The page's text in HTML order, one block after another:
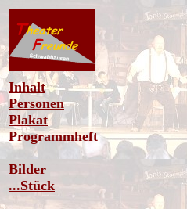
Inhalt
Personen
Plakat
Programmheft
Bilder
...Stück